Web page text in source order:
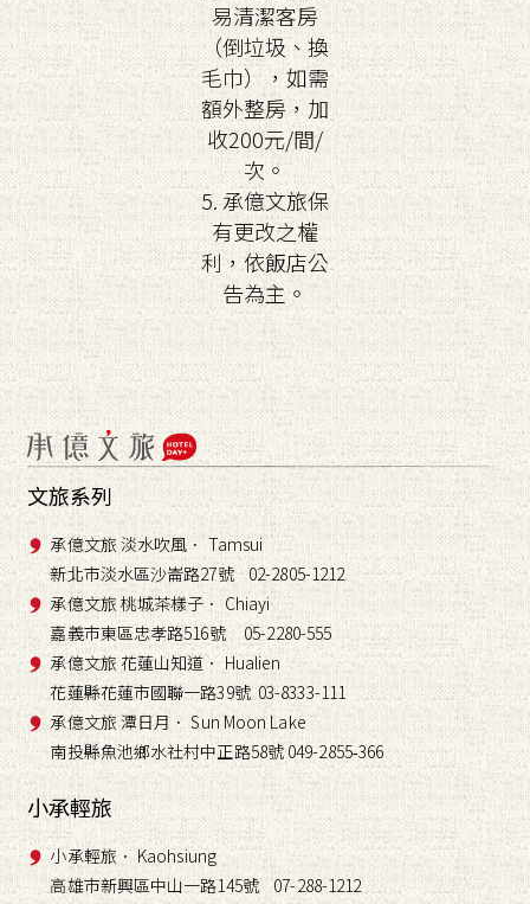
易清潔客房
（倒垃圾、換
毛巾），如需
額外整房，加
收200元/間/
次。
5. 承億文旅保
有更改之權
利，依飯店公
告為主。
文旅系列
承億文旅 淡水吹風． Tamsui
新北市淡水區沙崙路27號 02-2805-1212
承億文旅 桃城茶樣子． Chiayi
嘉義市東區忠孝路516號 05-2280-555
承億文旅 花蓮山知道． Hualien
花蓮縣花蓮市國聯一路39號 03-8333-111
承億文旅 潭日月． Sun Moon Lake
南投縣魚池鄉水社村中正路58號 049-2855-366
小承輕旅
小承輕旅． Kaohsiung
高雄市新興區中山一路145號 07-288-1212